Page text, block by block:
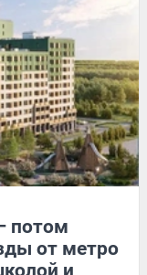
потом
от метро
и